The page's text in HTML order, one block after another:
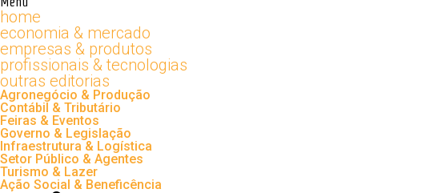
home
economia & mercado
empresas & produtos
profissionais & tecnologias
outras editorias
Agronegócio & Produção
Contábil & Tributário
Feiras & Eventos
Governo & Legislação
Infraestrutura & Logística
Setor Público & Agentes
Turismo & Lazer
Ação Social & Beneficência